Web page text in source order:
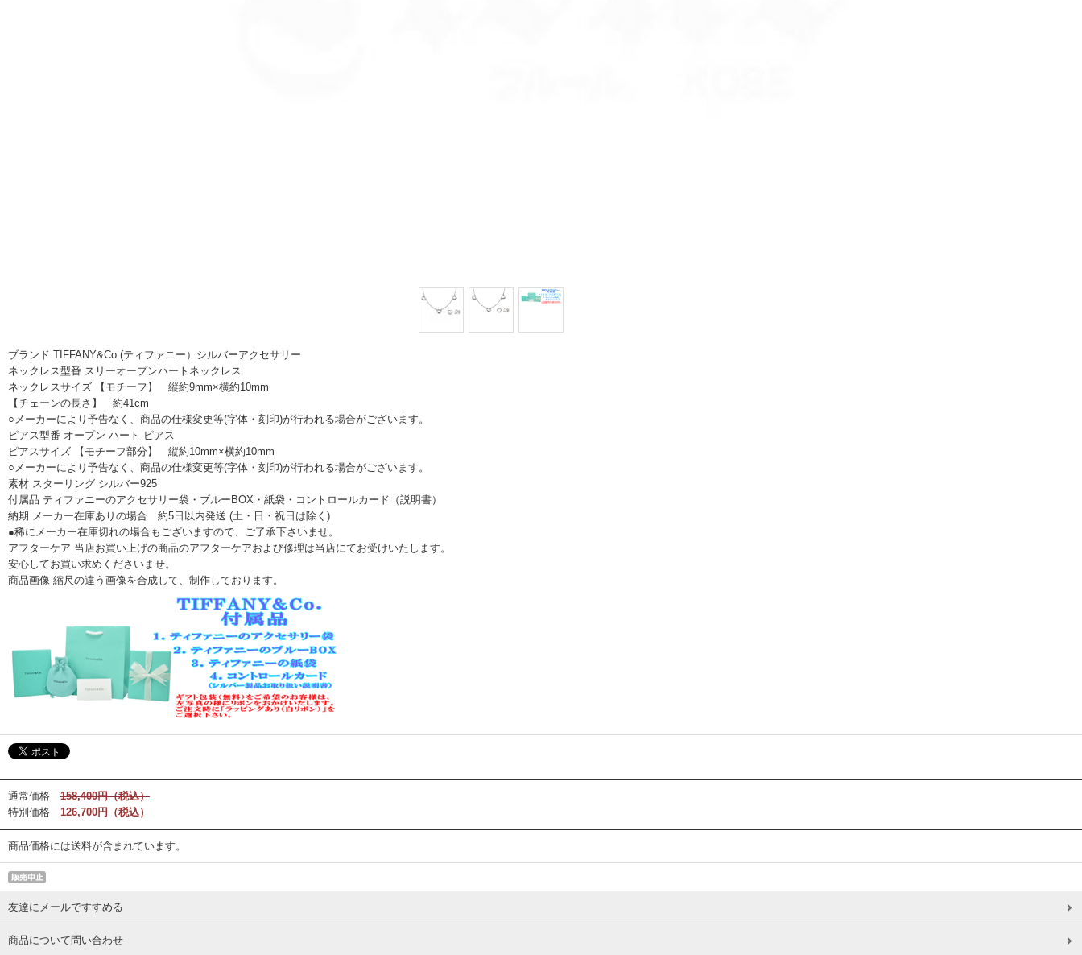
ブランド TIFFANY&Co.(ティファニー）シルバーアクセサリー
ネックレス型番 スリーオープンハートネックレス
ネックレスサイズ 【モチーフ】 縦約9mm×横約10mm
【チェーンの長さ】 約41cm
○メーカーにより予告なく、商品の仕様変更等(字体・刻印)が行われる場合がございます。
ピアス型番 オープン ハート ピアス
ピアスサイズ 【モチーフ部分】 縦約10mm×横約10mm
○メーカーにより予告なく、商品の仕様変更等(字体・刻印)が行われる場合がございます。
素材 スターリング シルバー925
付属品 ティファニーのアクセサリー袋・ブルーBOX・紙袋・コントロールカード（説明書）
納期 メーカー在庫ありの場合 約5日以内発送 (土・日・祝日は除く)
●稀にメーカー在庫切れの場合もございますので、ご了承下さいませ。
アフターケア 当店お買い上げの商品のアフターケアおよび修理は当店にてお受けいたします。
安心してお買い求めくださいませ。
商品画像 縮尺の違う画像を合成して、制作しております。
通常価格
158,400円（税込）
特別価格
126,700円（税込）
商品価格には送料が含まれています。
友達にメールですすめる
商品について問い合わせ